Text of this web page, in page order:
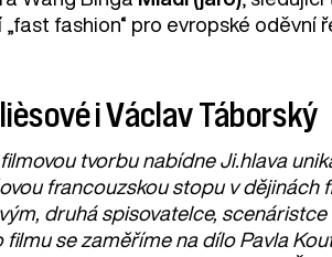
fashion“ pro evropské oděvní
i Václav Táborský
tvorbu nabídne Ji.hlava
francouzskou stopu v dějinách
druhá spisovatelce,
se zaměříme na dílo Pavla